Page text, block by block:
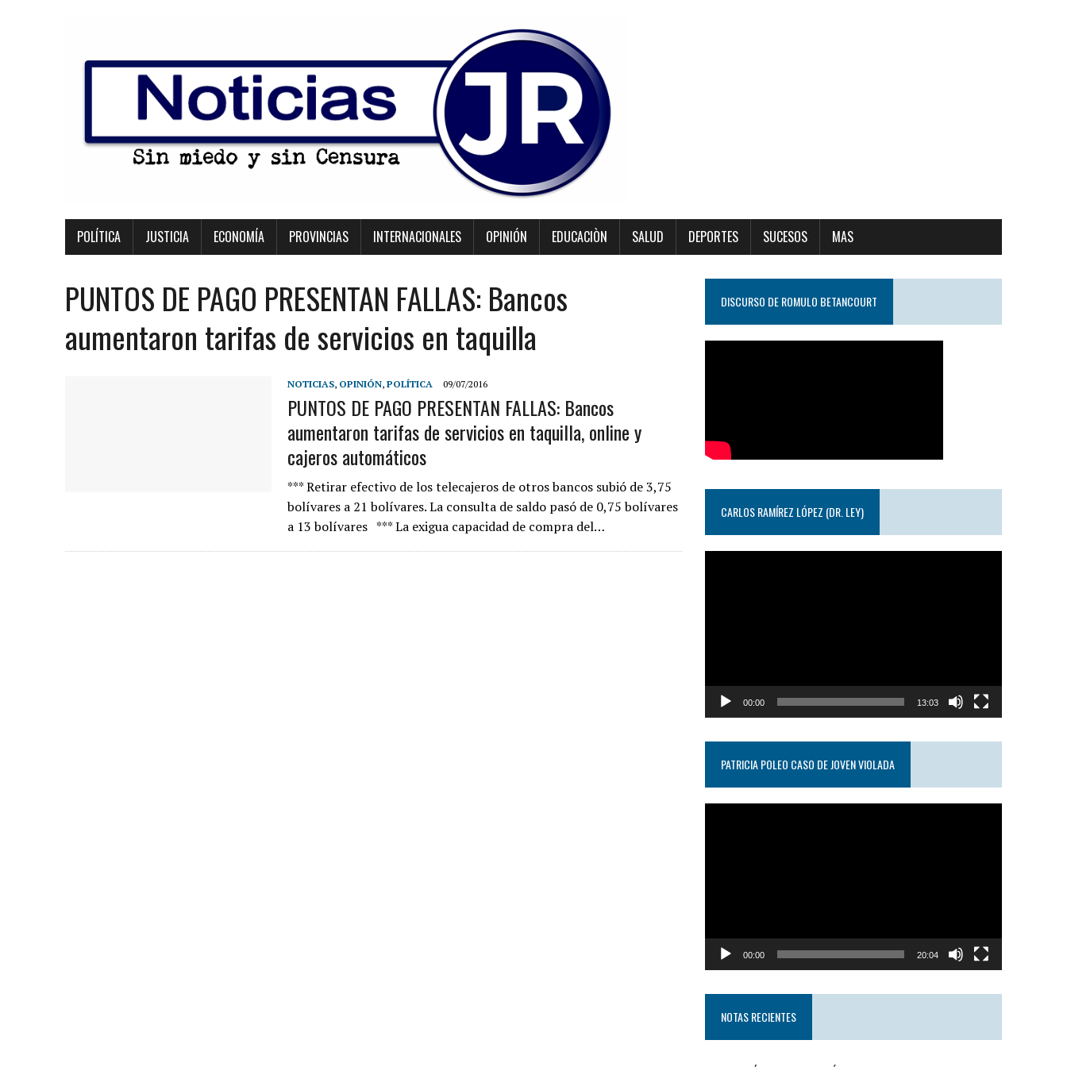
POLÍTICA JUSTICIA ECONOMÍA PROVINCIAS INTERNACIONALES OPINIÓN EDUCACIÒN SALUD DEPORTES SUCESOS MAS
PUNTOS DE PAGO PRESENTAN FALLAS: Bancos
aumentaron tarifas de servicios en taquilla
NOTICIAS, OPINIÓN, POLÍTICA 09/07/2016
PUNTOS DE PAGO PRESENTAN FALLAS: Bancos
aumentaron tarifas de servicios en taquilla, online y
cajeros automáticos
*** Retirar efectivo de los telecajeros de otros bancos subió de 3,75
bolívares a 21 bolívares. La consulta de saldo pasó de 0,75 bolívares
a 13 bolívares *** La exigua capacidad de compra del…
DISCURSO DE ROMULO BETANCOURT
CARLOS RAMÍREZ LÓPEZ (DR. LEY)
00:00 13:03
PATRICIA POLEO CASO DE JOVEN VIOLADA
00:00 20:04
NOTAS RECIENTES